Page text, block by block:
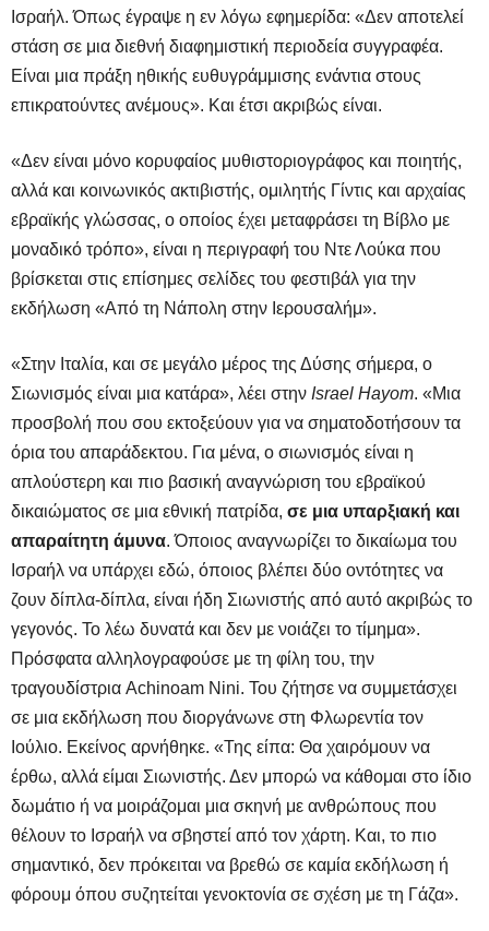
Ισραήλ. Όπως έγραψε η εν λόγω εφημερίδα: «Δεν αποτελεί
στάση σε μια διεθνή διαφημιστική περιοδεία συγγραφέα.
Είναι μια πράξη ηθικής ευθυγράμμισης ενάντια στους
επικρατούντες ανέμους». Και έτσι ακριβώς είναι.
«Δεν είναι μόνο κορυφαίος μυθιστοριογράφος και ποιητής,
αλλά και κοινωνικός ακτιβιστής, ομιλητής Γίντις και αρχαίας
εβραϊκής γλώσσας, ο οποίος έχει μεταφράσει τη Βίβλο με
μοναδικό τρόπο», είναι η περιγραφή του Ντε Λούκα που
βρίσκεται στις επίσημες σελίδες του φεστιβάλ για την
εκδήλωση «Από τη Νάπολη στην Ιερουσαλήμ».
«Στην Ιταλία, και σε μεγάλο μέρος της Δύσης σήμερα, ο
Σιωνισμός είναι μια κατάρα», λέει στην Israel Hayom. «Μια
προσβολή που σου εκτοξεύουν για να σηματοδοτήσουν τα
όρια του απαράδεκτου. Για μένα, ο σιωνισμός είναι η
απλούστερη και πιο βασική αναγνώριση του εβραϊκού
δικαιώματος σε μια εθνική πατρίδα, σε μια υπαρξιακή και
απαραίτητη άμυνα. Όποιος αναγνωρίζει το δικαίωμα του
Ισραήλ να υπάρχει εδώ, όποιος βλέπει δύο οντότητες να
ζουν δίπλα-δίπλα, είναι ήδη Σιωνιστής από αυτό ακριβώς το
γεγονός. Το λέω δυνατά και δεν με νοιάζει το τίμημα».
Πρόσφατα αλληλογραφούσε με τη φίλη του, την
τραγουδίστρια Achinoam Nini. Του ζήτησε να συμμετάσχει
σε μια εκδήλωση που διοργάνωνε στη Φλωρεντία τον
Ιούλιο. Εκείνος αρνήθηκε. «Της είπα: Θα χαιρόμουν να
έρθω, αλλά είμαι Σιωνιστής. Δεν μπορώ να κάθομαι στο ίδιο
δωμάτιο ή να μοιράζομαι μια σκηνή με ανθρώπους που
θέλουν το Ισραήλ να σβηστεί από τον χάρτη. Και, το πιο
σημαντικό, δεν πρόκειται να βρεθώ σε καμία εκδήλωση ή
φόρουμ όπου συζητείται γενοκτονία σε σχέση με τη Γάζα».